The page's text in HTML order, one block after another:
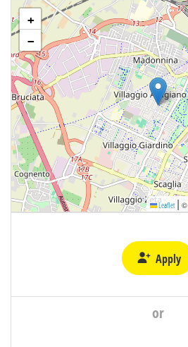
+
−
Leaflet | ©
Apply
or